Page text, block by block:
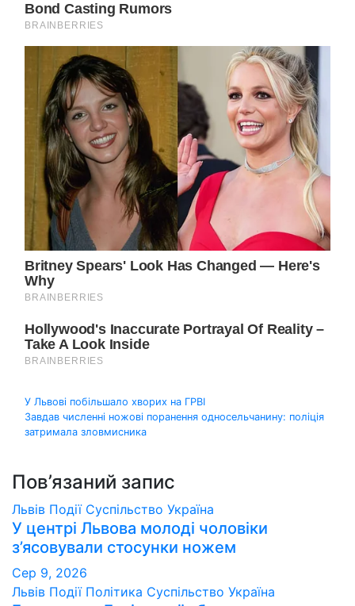
Навігація
записів
У Львові побільшало хворих на ГРВІ
Завдав численні ножові поранення односельчанину: поліція
затримала зловмисника
Пов’язаний запис
Львів Події Суспільство Україна
У центрі Львова молоді чоловіки
з’ясовували стосунки ножем
Сер 9, 2026
Львів Події Політика Суспільство Україна